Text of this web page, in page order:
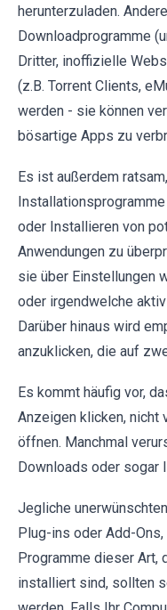
herunterzuladen.
Downloadprogramme
Dritter, inoffizielle
(z.B. Torrent Clients,
werden - sie können
bösartige Apps zu
Es ist außerdem
oder Installieren von
Anwendungen zu
sie über Einstellungen
oder irgendwelche
Darüber hinaus wird
anzuklicken, die auf
Es kommt häufig vor,
Anzeigen klicken, nicht
öffnen. Manchmal
Downloads oder sogar
Jegliche
Plug-ins oder Add-
Programme dieser Art,
installiert sind, sollten